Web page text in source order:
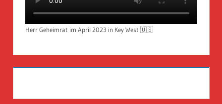
Herr Geheimrat im April 2023 in Key West 🇺🇸